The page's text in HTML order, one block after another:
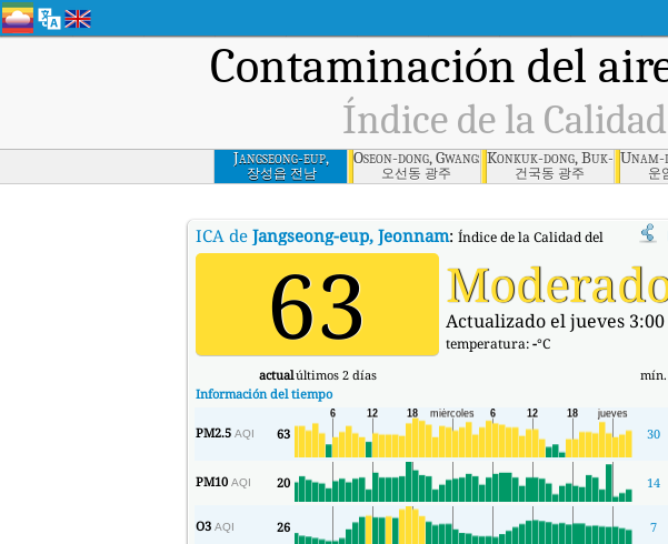
Contaminación del
Índice de la
Jangseong-eup,
Jeonnam
장성읍 전남
Oseon-dong, Gwangsan-gu, Gwangju
오선동 광주
Konkuk-dong, Buk-gu,
건국동 광주
Unam-
운
ICA de Jangseong-eup, Jeonnam: Índice de la Calidad del Aire
63 Actualizado el jueves 3:00
temperatura:-°C
actualúltimos 2 días mín.
Información del tiempo
PM2.5 AQI 63 30
PM10 AQI 20 14
O3 AQI 26 7